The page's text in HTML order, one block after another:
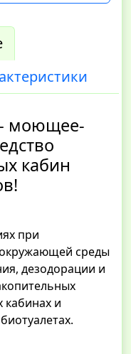
моющее-
кабин
при
среды
дезодорации и
кабинах и